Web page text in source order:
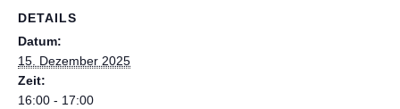
DETAILS
Datum:
15. Dezember 2025
Zeit:
16:00 - 17:00